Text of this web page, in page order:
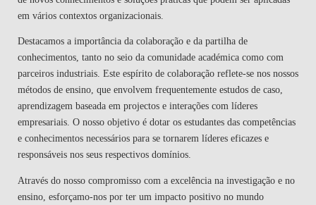
em vários contextos organizacionais.
Destacamos a importância da colaboração e da partilha de
conhecimentos, tanto no seio da comunidade académica como com
parceiros industriais. Este espírito de colaboração reflete-se nos nossos
métodos de ensino, que envolvem frequentemente estudos de caso,
aprendizagem baseada em projectos e interações com líderes
empresariais. O nosso objetivo é dotar os estudantes das competências
e conhecimentos necessários para se tornarem líderes eficazes e
responsáveis nos seus respectivos domínios.
Através do nosso compromisso com a excelência na investigação e no
ensino, esforçamo-nos por ter um impacto positivo no mundo